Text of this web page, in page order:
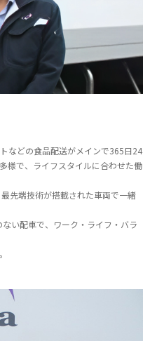
などの食品配送がメインで365日24
様で、ライフスタイルに合わせた働
先端技術が搭載された車両で一緒
い配車で、ワーク・ライフ・バラ